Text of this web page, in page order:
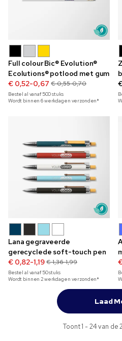
Full colour Bic® Evolution®
Ecolutions® potlood met gum
€ 0,52-0,67 € 0,55-0,70
Bestel al vanaf500stuks
Wordt binnen 6 werkdagen verzonden*
Lana gegraveerde
gerecyclede soft-touch pen
€ 0,82-1,19 € 1,36-1,99
Bestel al vanaf50stuks
Wordt binnen 2 werkdagen verzonden*
Laad
Toont 1 - 24 van